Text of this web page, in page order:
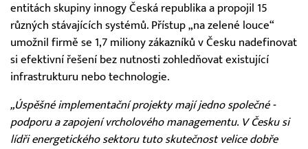
entitách skupiny innogy Česká republika a propojil 15
různých stávajících systémů. Přístup „na zelené louce“
umožnil firmě se 1,7 miliony zákazníků v Česku nadefinovat
si efektivní řešení bez nutnosti zohledňovat existující
infrastrukturu nebo technologie.
„Úspěšné implementační projekty mají jedno společné -
podporu a zapojení vrcholového managementu. V Česku si
lídři energetického sektoru tuto skutečnost velice dobře